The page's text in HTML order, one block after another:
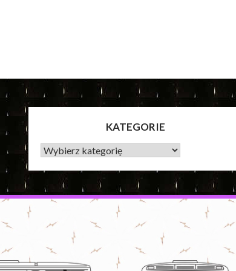
KATEGORIE
KATEGORIE